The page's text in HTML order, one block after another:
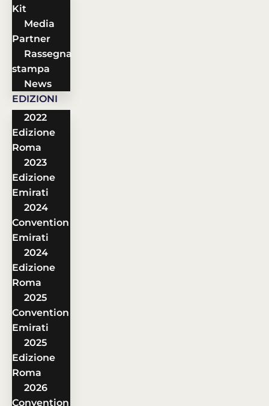
Kit
Media
Partner
Rassegna
stampa
News
EDIZIONI
2022
Edizione
Roma
2023
Edizione
Emirati
2024
Convention
Emirati
2024
Edizione
Roma
2025
Convention
Emirati
2025
Edizione
Roma
2026
Convention